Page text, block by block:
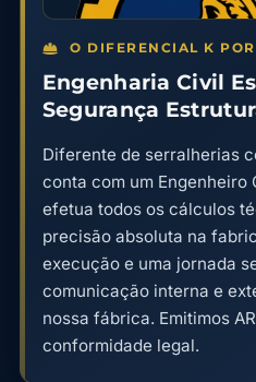
O DIFERENCIAL K
Engenharia Civil
Segurança
Diferente de serralherias
conta com um Engenheiro
efetua todos os cálculos
precisão absoluta na
execução e uma jornada
comunicação interna e
nossa fábrica. Emitimos
conformidade legal.